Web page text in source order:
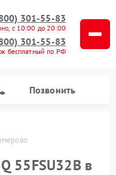
301-55-83
с 10:00 до 20:00
301-55-83
бесплатный по РФ
Позвонить
55FSU32B в